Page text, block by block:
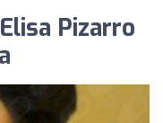
Pizarro